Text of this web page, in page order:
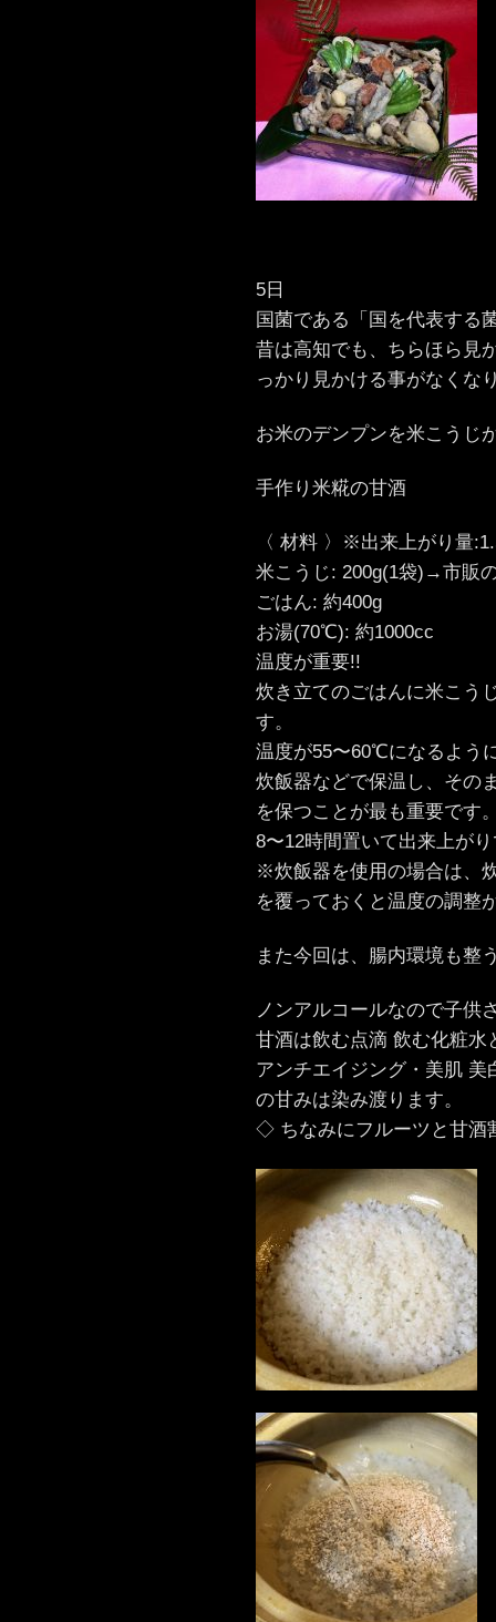
5日
国菌である「国を代表する
昔は高知でも、ちらほら見
っかり見かける事がなくな
お米のデンプンを米こうじ
手作り米糀の甘酒
〈 材料 〉※出来上がり量
米こうじ: 200g(1袋)→市販
ごはん: 約400g
お湯(70℃): 約1000cc
温度が重要!!
炊き立てのごはんに米こう
す。
温度が55〜60℃になるよう
炊飯器などで保温し、その
を保つことが最も重要です
8〜12時間置いて出来上が
※炊飯器を使用の場合は、
を覆っておくと温度の調整
また今回は、腸内環境も整
ノンアルコールなので子供
甘酒は飲む点滴 飲む化粧水
アンチエイジング・美肌
の甘みは染み渡ります。
◇ ちなみにフルーツと甘酒